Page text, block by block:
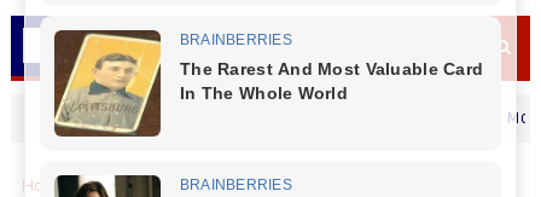
MENSAGEM DIA DOS PAIS Vice - Prefeito Ademilson Moraes
Home Cantu Guaraniaçu
Guaraniaçu - Último Dia Do